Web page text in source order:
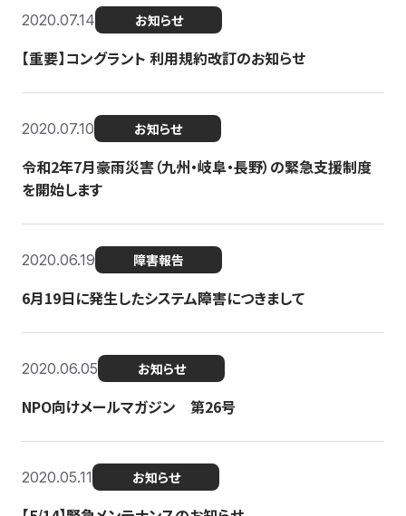
2020.07.14 お知らせ
【重要】コングラント 利用規約改訂のお知らせ
2020.07.10 お知らせ
令和2年7月豪雨災害（九州・岐阜・長野）の緊急支援制度
を開始します
2020.06.19 障害報告
6月19日に発生したシステム障害につきまして
2020.06.05 お知らせ
NPO向けメールマガジン 第26号
2020.05.11 お知らせ